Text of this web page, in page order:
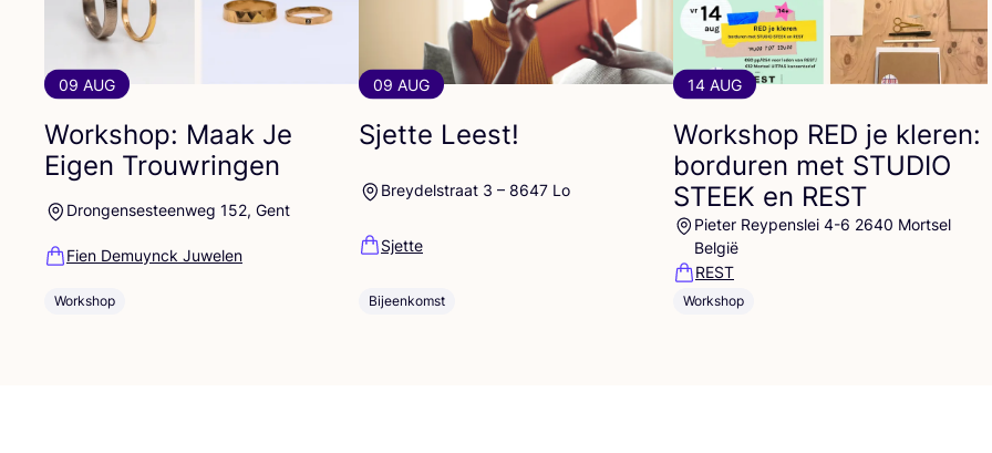
09 AUG
Workshop: Maak Je
Eigen Trouwringen
Drongensesteenweg 152, Gent
Fien Demuynck Juwelen
Workshop
09 AUG
Sjette Leest!
Breydelstraat 3 – 8647 Lo
Sjette
Bijeenkomst
14 AUG
Workshop RED je kleren:
borduren met STUDIO
STEEK en REST
Pieter Reypenslei 4-6 2640 Mortsel
België
REST
Workshop